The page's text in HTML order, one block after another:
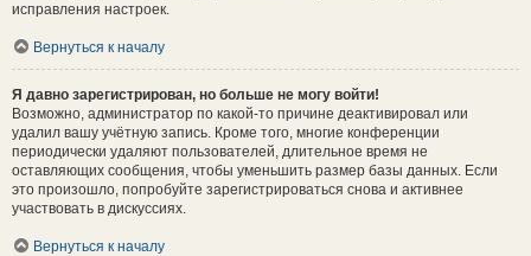
исправления настроек.
Вернуться к началу
Я давно зарегистрирован, но больше не могу войти!
Возможно, администратор по какой-то причине деактивировал или
удалил вашу учётную запись. Кроме того, многие конференции
периодически удаляют пользователей, длительное время не
оставляющих сообщения, чтобы уменьшить размер базы данных. Если
это произошло, попробуйте зарегистрироваться снова и активнее
участвовать в дискуссиях.
Вернуться к началу